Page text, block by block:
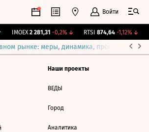
Войти
IMOEX 2 281,31 -0,2%↓ RTSI 874,64 -1,12%↓
рынке: меры, динамика, прогнозы
Наши проекты
ВЕДЫ
Город
Аналитика